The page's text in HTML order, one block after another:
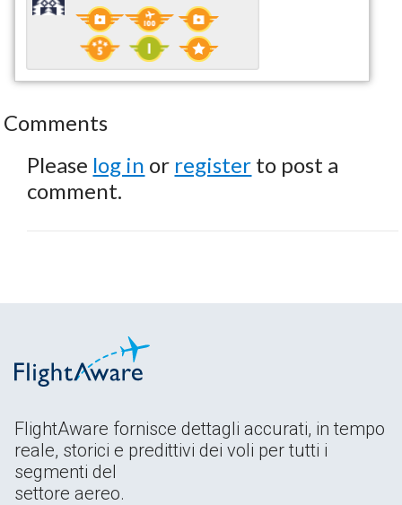
Comments
Please log in or register to post a
comment.
FlightAware fornisce dettagli accurati, in tempo
reale, storici e predittivi dei voli per tutti i
segmenti del
settore aereo.